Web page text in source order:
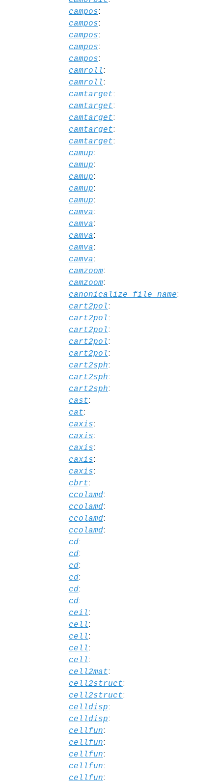
campos:
campos:
campos:
campos:
campos:
camroll:
camroll:
camtarget:
camtarget:
camtarget:
camtarget:
camtarget:
camup:
camup:
camup:
camup:
camup:
camva:
camva:
camva:
camva:
camva:
camzoom:
camzoom:
canonicalize_file_name:
cart2pol:
cart2pol:
cart2pol:
cart2pol:
cart2pol:
cart2sph:
cart2sph:
cart2sph:
cast:
cat:
caxis:
caxis:
caxis:
caxis:
caxis:
cbrt:
ccolamd:
ccolamd:
ccolamd:
ccolamd:
cd:
cd:
cd:
cd:
cd:
cd:
ceil:
cell:
cell:
cell:
cell:
cell2mat:
cell2struct:
cell2struct:
celldisp:
celldisp:
cellfun:
cellfun:
cellfun:
cellfun:
cellfun: